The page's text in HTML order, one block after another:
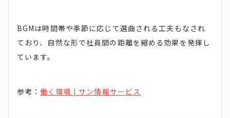
BGMは時間帯や季節に応じて選曲される工夫もなされ
ており、自然な形で社員間の距離を縮める効果を発揮し
ています。
参考：働く環境 | サン情報サービス